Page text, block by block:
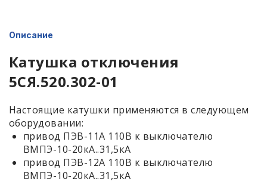
Описание
Катушка отключения
5СЯ.520.302-01
Настоящие катушки применяются в следующем
оборудовании:
привод ПЭВ-11А 110В к выключателю
ВМПЭ-10-20кА..31,5кА
привод ПЭВ-12А 110В к выключателю
ВМПЭ-10-20кА..31,5кА